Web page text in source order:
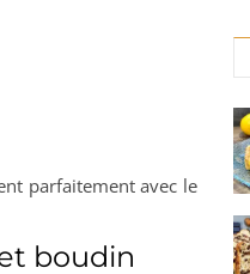
parfaitement avec le
boudin